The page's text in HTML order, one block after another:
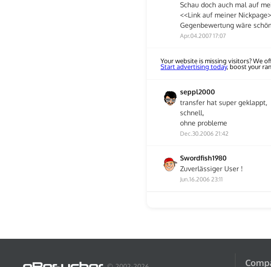
Schau doch auch mal auf
<<Link auf meiner
Gegenbewertung wäre
Apr.04.2007 17:07
Your website is missing visitors? We
Start advertising today, boost your
seppl2000
transfer hat super geklappt,
schnell,
ohne probleme
Dec.30.2006 21:42
Swordfish1980
Zuverlässiger User !
Jun.16.2006 23:11